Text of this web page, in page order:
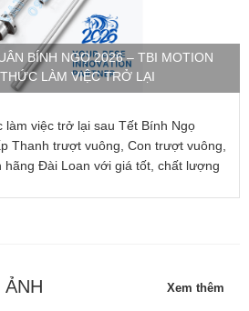
BÍNH NGỌ 2026 – TBI MOTION
LÀM VIỆC TRỞ LẠI
làm việc trở lại sau Tết Bính Ngọ
Thanh trượt vuông, Con trượt vuông,
hãng Đài Loan với giá tốt, chất lượng
Xem thêm